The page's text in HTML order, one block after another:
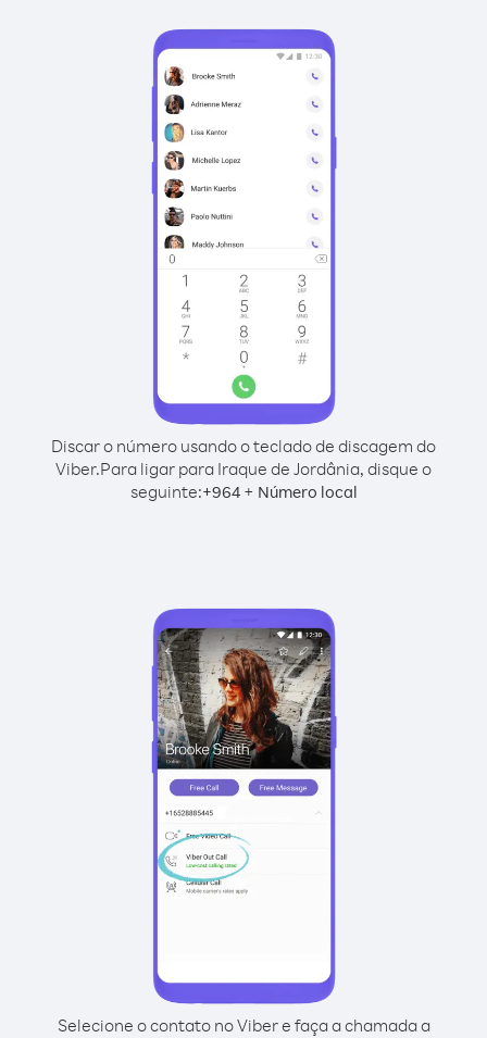
Discar o número usando o teclado de discagem do
Viber.Para ligar para Iraque de Jordânia, disque o
seguinte:+964+ Número local
Selecione o contato no Viber e faça a chamada a